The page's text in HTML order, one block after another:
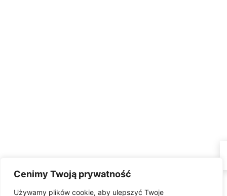
Cenimy Twoją prywatność
Używamy plików cookie, aby ulepszyć Twoje